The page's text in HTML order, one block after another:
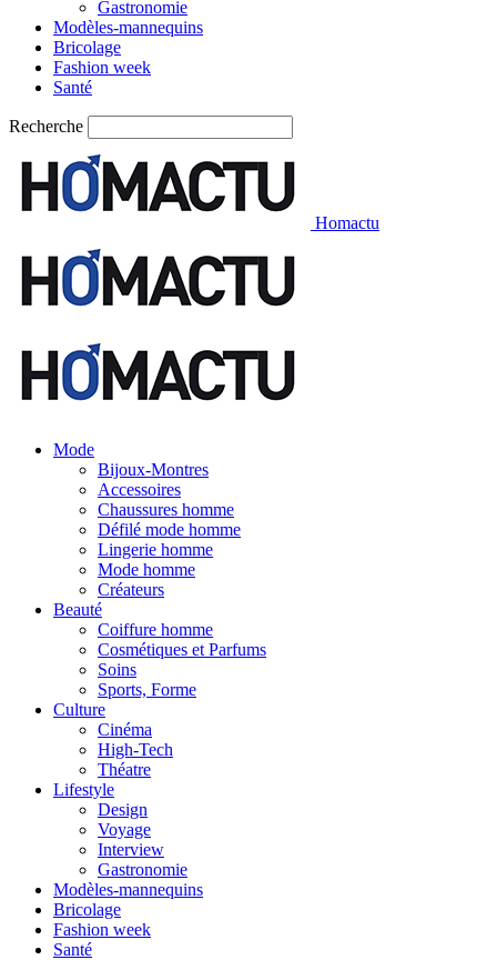
Gastronomie
Modèles-mannequins
Bricolage
Fashion week
Santé
Recherche
Homactu
Mode
Bijoux-Montres
Accessoires
Chaussures homme
Défilé mode homme
Lingerie homme
Mode homme
Créateurs
Beauté
Coiffure homme
Cosmétiques et Parfums
Soins
Sports, Forme
Culture
Cinéma
High-Tech
Théatre
Lifestyle
Design
Voyage
Interview
Gastronomie
Modèles-mannequins
Bricolage
Fashion week
Santé